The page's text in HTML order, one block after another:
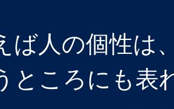
ば人の個性は
ところにも表